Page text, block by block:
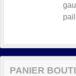
PANIER